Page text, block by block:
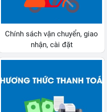
Chính sách vận chuyển, giao
nhận, cài đặt